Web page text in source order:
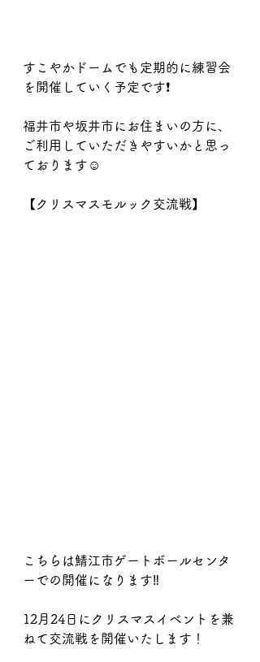
すこやかドームでも定期的に練習会
を開催していく予定です❗️
福井市や坂井市にお住まいの方に、
ご利用していただきやすいかと思っ
ております☺️
【クリスマスモルック交流戦】
こちらは鯖江市ゲートボールセンタ
ーでの開催になります‼️
12月24日にクリスマスイベントを兼
ねて交流戦を開催いたします！